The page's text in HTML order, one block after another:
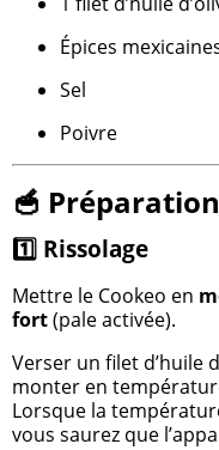
Épices
Sel
Poivre
🥣
1️⃣ Rissolage
Mettre le Cookeo en
fort(pale activée).
Verser un filet d’huile
monter en
Lorsque la
vous saurez que